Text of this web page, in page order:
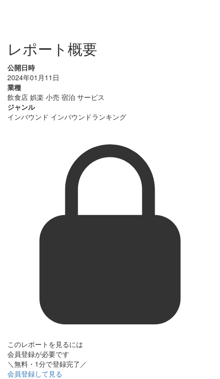
レポート概要
公開日時
2024年01月11日
業種
飲食店 娯楽 小売 宿泊 サービス
ジャンル
インバウンド インバウンドランキング
このレポートを見るには
会員登録が必要です
＼無料・1分で登録完了／
会員登録して見る